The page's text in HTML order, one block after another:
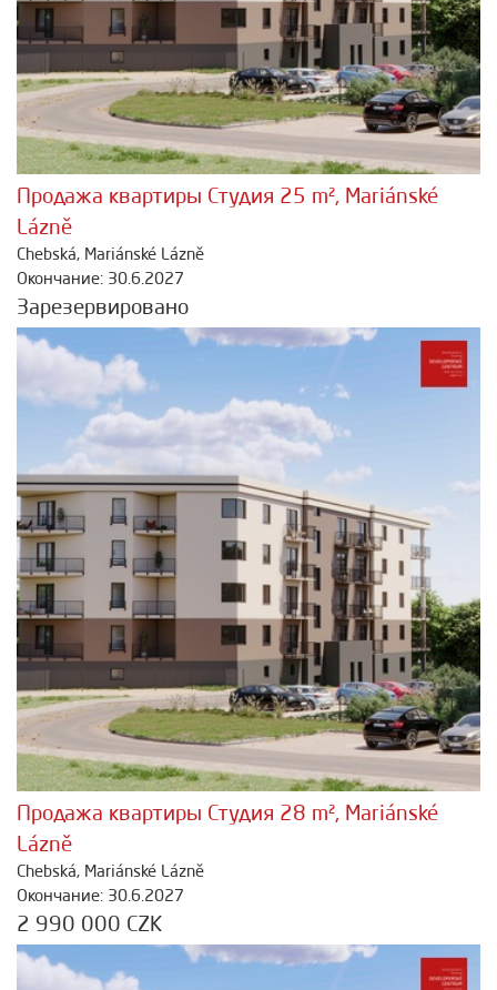
Продажа квартиры Студия 25 m², Mariánské
Lázně
Chebská, Mariánské Lázně
Окончание: 30.6.2027
Зарезервировано
Продажа квартиры Студия 28 m², Mariánské
Lázně
Chebská, Mariánské Lázně
Окончание: 30.6.2027
2 990 000 CZK